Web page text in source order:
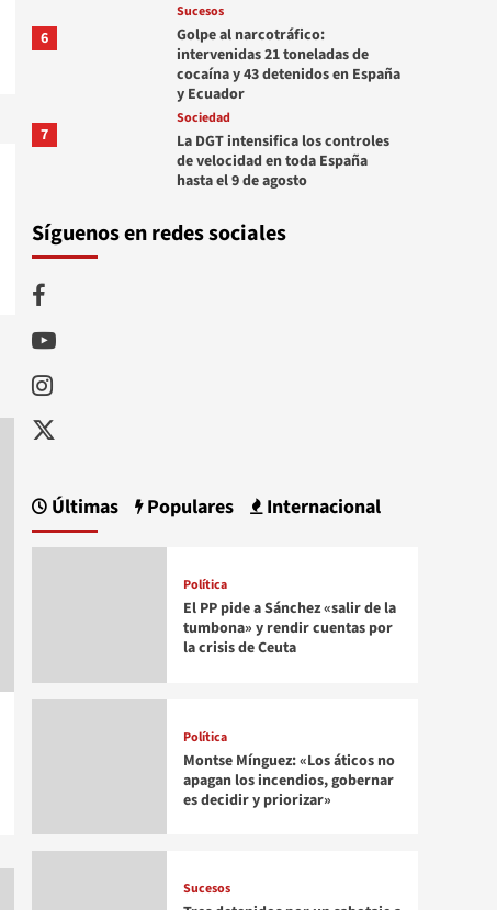
6
Sucesos
Golpe al narcotráfico:
intervenidas 21 toneladas de
cocaína y 43 detenidos en España
y Ecuador
7
Sociedad
La DGT intensifica los controles
de velocidad en toda España
hasta el 9 de agosto
Síguenos en redes sociales
Facebook
Youtube
Instagram
Twitter
Últimas Populares Internacional
Política
El PP pide a Sánchez «salir de la
tumbona» y rendir cuentas por
la crisis de Ceuta
Política
Montse Mínguez: «Los áticos no
apagan los incendios, gobernar
es decidir y priorizar»
Sucesos